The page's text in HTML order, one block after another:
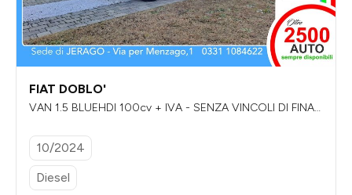
FIAT DOBLO'
VAN 1.5 BLUEHDI 100cv + IVA - SENZA VINCOLI DI FINAN
10/2024
Diesel